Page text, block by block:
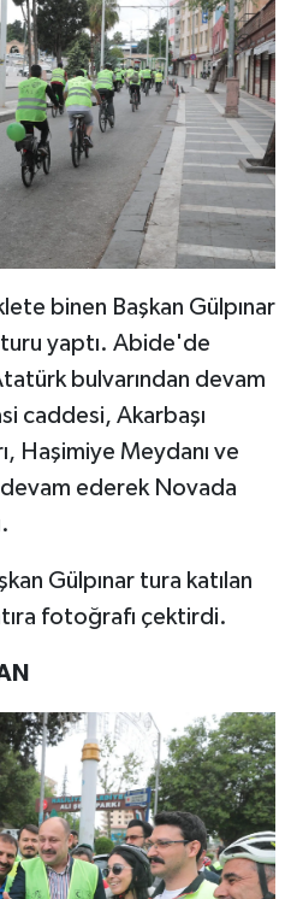
binen Başkan Gülpınar
turu yaptı. Abide'de
bulvarından devam
caddesi, Akarbaşı
Haşimiye Meydanı ve
ederek Novada
Gülpınar tura katılan
fotoğrafı çektirdi.